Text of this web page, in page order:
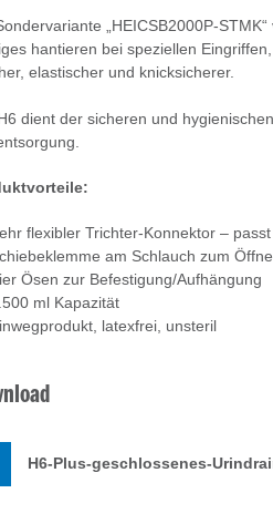
„HEICSB2000P-
hantieren bei speziellen
elastischer und knicksicherer.
dient der sicheren und
flexibler Trichter-Konnektor –
am Schlauch zum
Ösen zur Befestigung/Aufhängung
ml Kapazität
latexfrei, unsteril
H6-Plus-geschlossenes-